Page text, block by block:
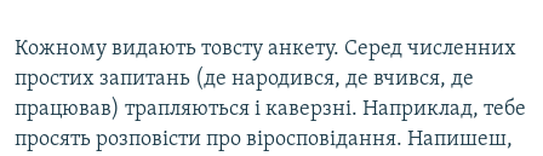
Кожному видають товсту анкету. Серед численних
простих запитань (де народився, де вчився, де
працював) трапляються і каверзні. Наприклад, тебе
просять розповісти про віросповідання. Напишеш,